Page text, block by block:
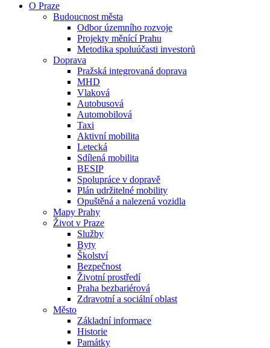
O Praze
Budoucnost města
Odbor územního rozvoje
Projekty měnící Prahu
Metodika spoluúčasti investorů
Doprava
Pražská integrovaná doprava
MHD
Vlaková
Autobusová
Automobilová
Taxi
Aktivní mobilita
Letecká
Sdílená mobilita
BESIP
Spolupráce v dopravě
Plán udržitelné mobility
Opuštěná a nalezená vozidla
Mapy Prahy
Život v Praze
Služby
Byty
Školství
Bezpečnost
Životní prostředí
Praha bezbariérová
Zdravotní a sociální oblast
Město
Základní informace
Historie
Památky